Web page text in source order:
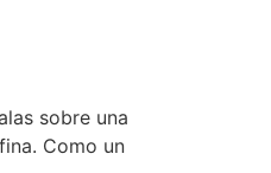
sobre una
Como un